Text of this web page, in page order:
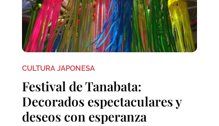
CULTURA JAPONESA
Festival de Tanabata:
Decorados espectaculares y
deseos con esperanza